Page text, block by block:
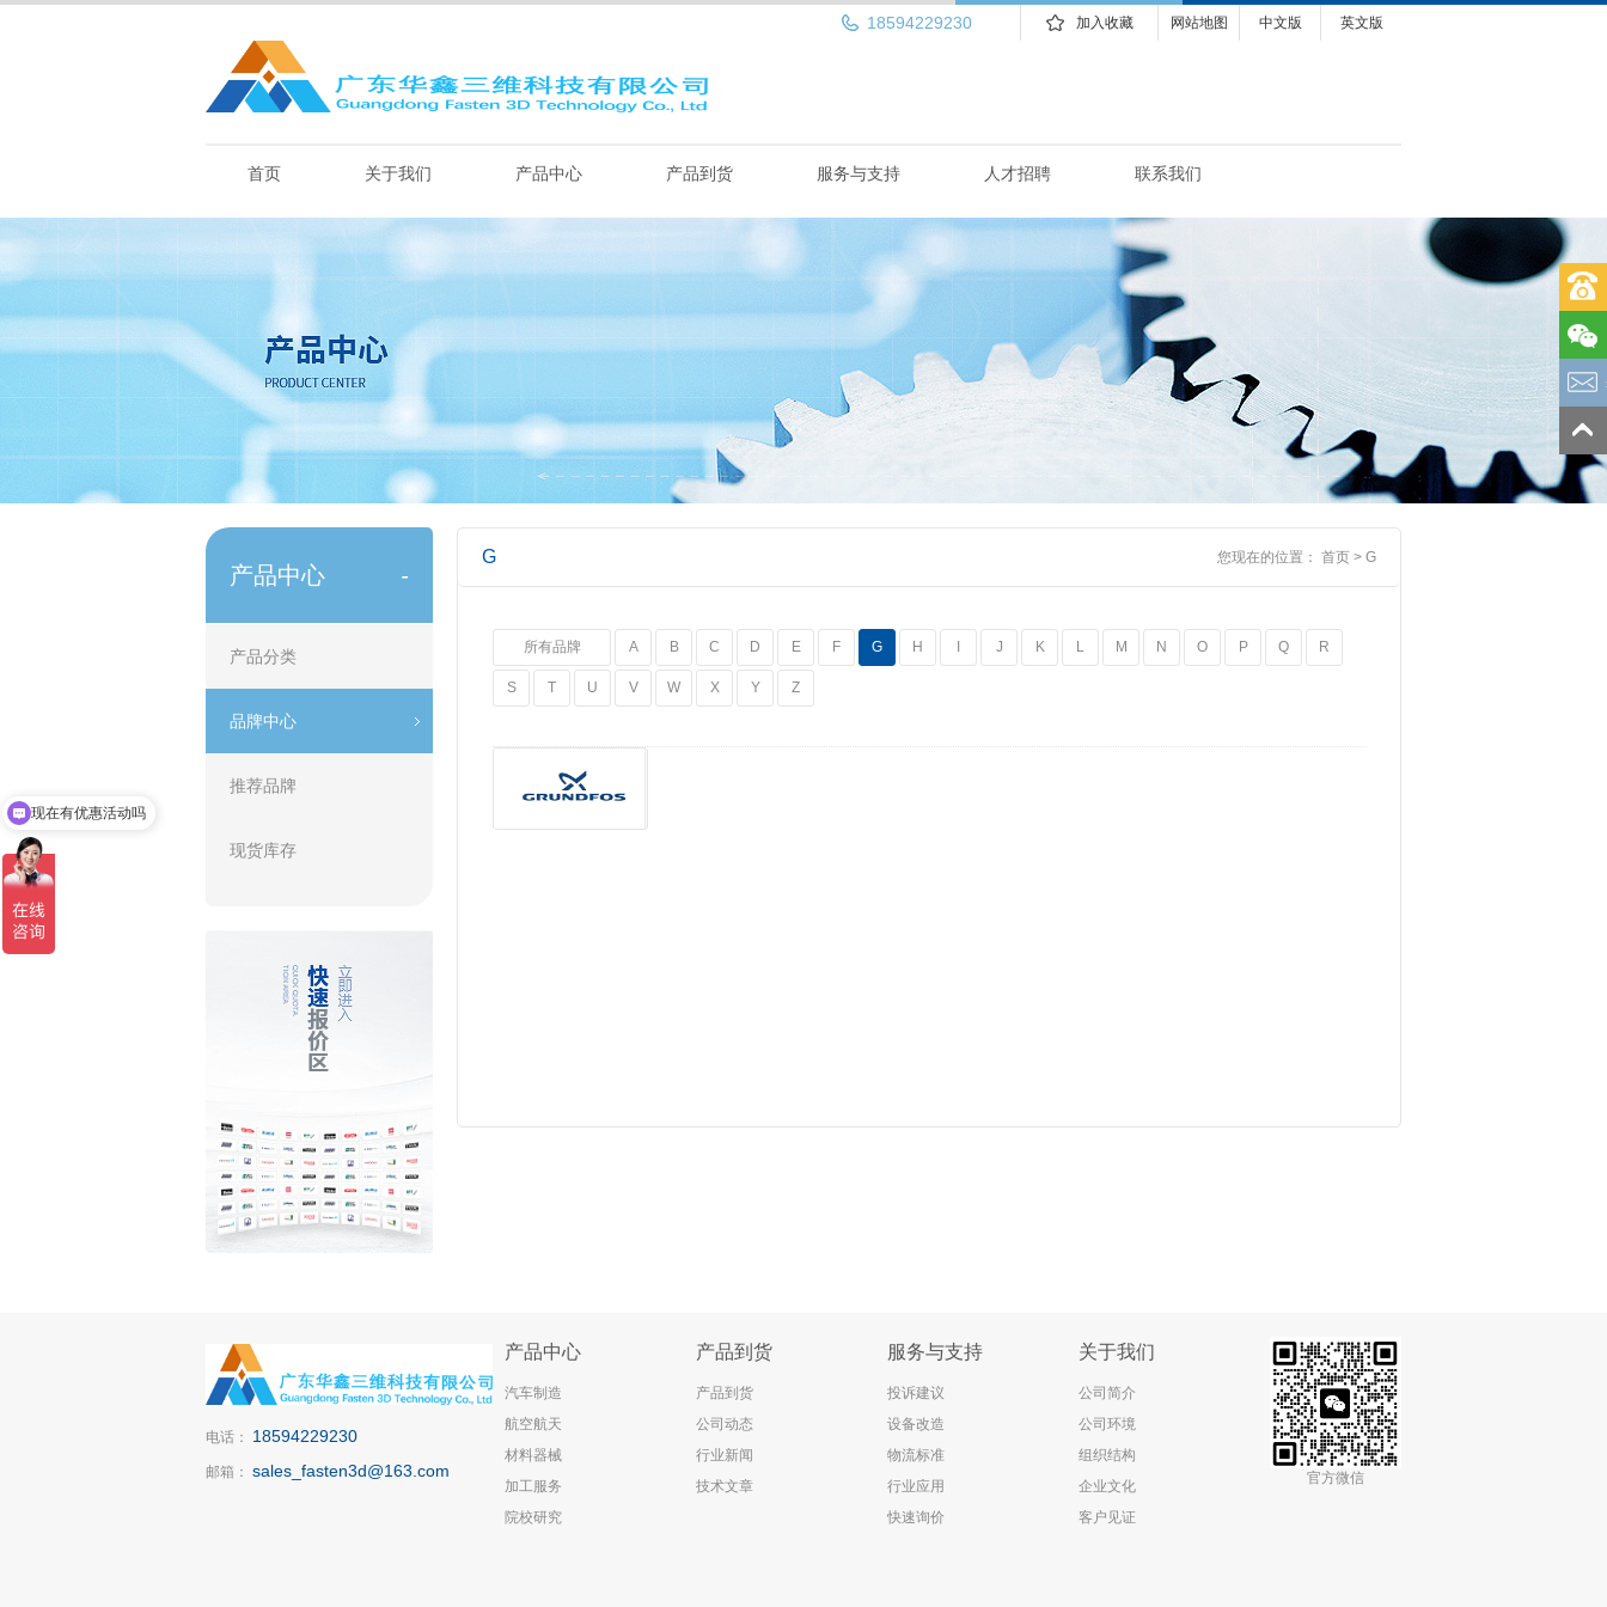
英文版
中文版
网站地图
加入收藏
18594229230
首页 关于我们 产品中心 产品到货 服务与支持 人才招聘 联系我们
产品中心 -
产品分类
品牌中心
推荐品牌
现货库存
G 您现在的位置： 首页 > G
所有品牌 A B C D E F G H J K L M N O P Q R
S T U V W X Y Z
电话： 18594229230
邮箱： sales_fasten3d@163.com
产品中心
汽车制造
航空航天
材料器械
加工服务
院校研究
产品到货
产品到货
公司动态
行业新闻
技术文章
服务与支持
投诉建议
设备改造
物流标准
行业应用
快速询价
关于我们
公司简介
公司环境
组织结构
企业文化
客户见证
官方微信
现在有优惠活动吗